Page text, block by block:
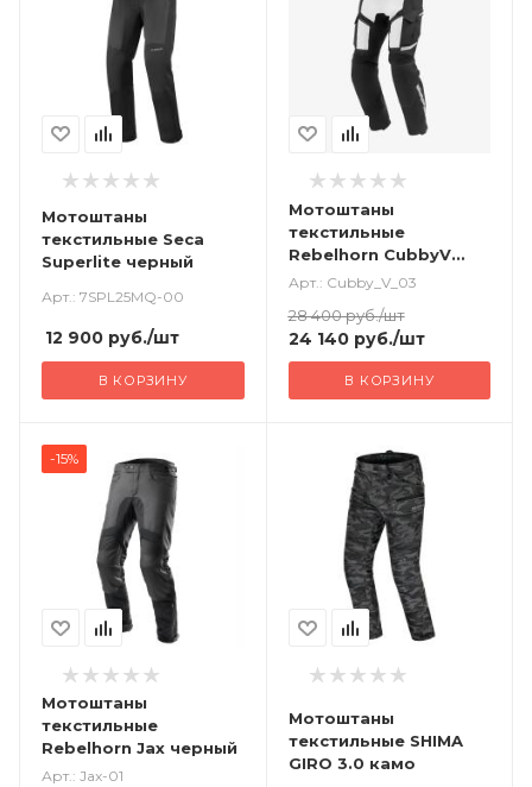
Мотоштаны
текстильные Seca
Superlite черный
Арт.: 7SPL25MQ-00
12 900 руб./шт
В КОРЗИНУ
Мотоштаны
текстильные
Rebelhorn CubbyV
черный/серый
Арт.: Cubby_V_03
28 400руб./шт
24 140руб./шт
В КОРЗИНУ
-15%
Мотоштаны
текстильные
Rebelhorn Jax черный
Арт.: Jax-01
Мотоштаны
текстильные SHIMA
GIRO 3.0 камо